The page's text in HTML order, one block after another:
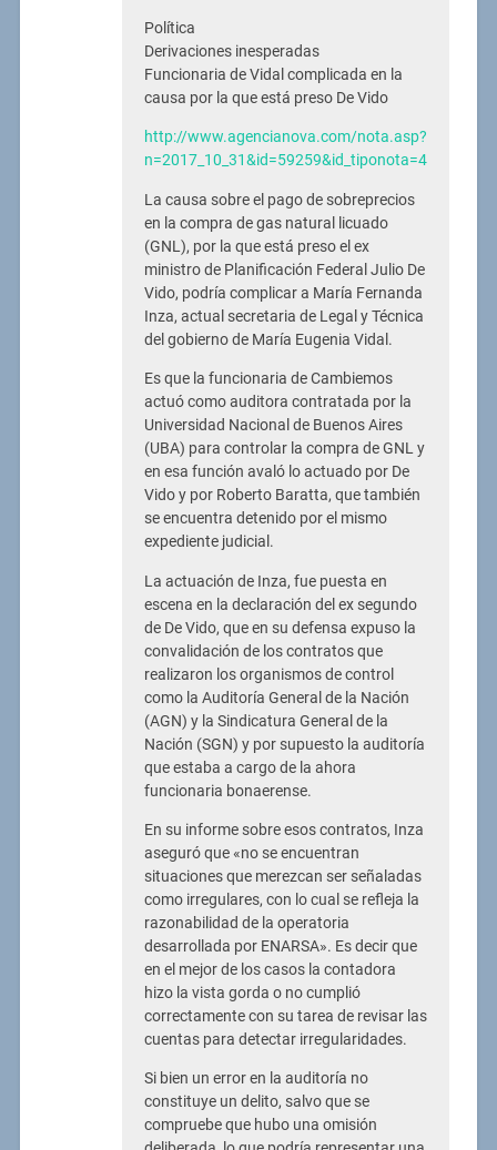
Política
Derivaciones inesperadas
Funcionaria de Vidal complicada en la
causa por la que está preso De Vido
http://www.agencianova.com/nota.asp?
n=2017_10_31&id=59259&id_tiponota=4
La causa sobre el pago de sobreprecios
en la compra de gas natural licuado
(GNL), por la que está preso el ex
ministro de Planificación Federal Julio De
Vido, podría complicar a María Fernanda
Inza, actual secretaria de Legal y Técnica
del gobierno de María Eugenia Vidal.
Es que la funcionaria de Cambiemos
actuó como auditora contratada por la
Universidad Nacional de Buenos Aires
(UBA) para controlar la compra de GNL y
en esa función avaló lo actuado por De
Vido y por Roberto Baratta, que también
se encuentra detenido por el mismo
expediente judicial.
La actuación de Inza, fue puesta en
escena en la declaración del ex segundo
de De Vido, que en su defensa expuso la
convalidación de los contratos que
realizaron los organismos de control
como la Auditoría General de la Nación
(AGN) y la Sindicatura General de la
Nación (SGN) y por supuesto la auditoría
que estaba a cargo de la ahora
funcionaria bonaerense.
En su informe sobre esos contratos, Inza
aseguró que «no se encuentran
situaciones que merezcan ser señaladas
como irregulares, con lo cual se refleja la
razonabilidad de la operatoria
desarrollada por ENARSA». Es decir que
en el mejor de los casos la contadora
hizo la vista gorda o no cumplió
correctamente con su tarea de revisar las
cuentas para detectar irregularidades.
Si bien un error en la auditoría no
constituye un delito, salvo que se
compruebe que hubo una omisión